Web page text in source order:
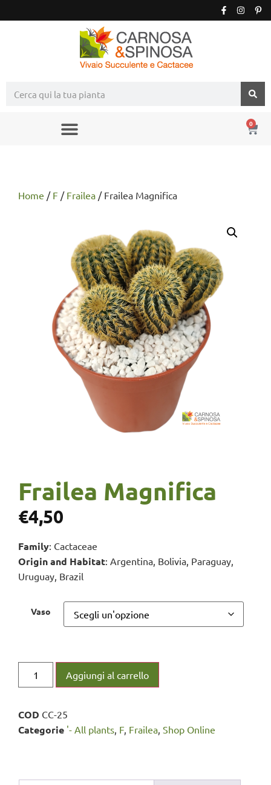
0
Home / F / Frailea / Frailea Magnifica
Frailea Magnifica
€4,50
Family: Cactaceae
Origin and Habitat: Argentina, Bolivia, Paraguay,
Uruguay, Brazil
Vaso
Aggiungi al carrello
COD CC-25
Categorie '- All plants, F, Frailea, Shop Online